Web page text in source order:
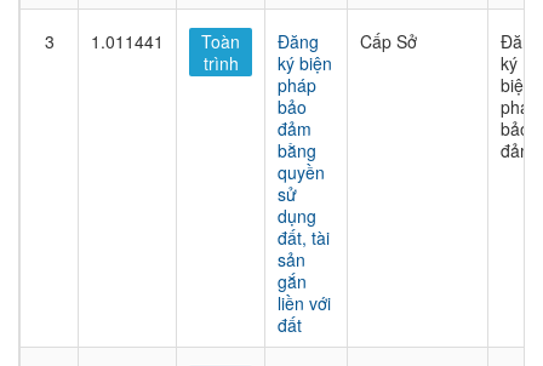
3 1.011441
Toàn
trình
Đăng
ký biện
pháp
bảo
đảm
bằng
quyền
sử
dụng
đất, tài
sản
gắn
liền với
đất
Cấp Sở
Đăng
ký
biện
pháp
bảo
đảm